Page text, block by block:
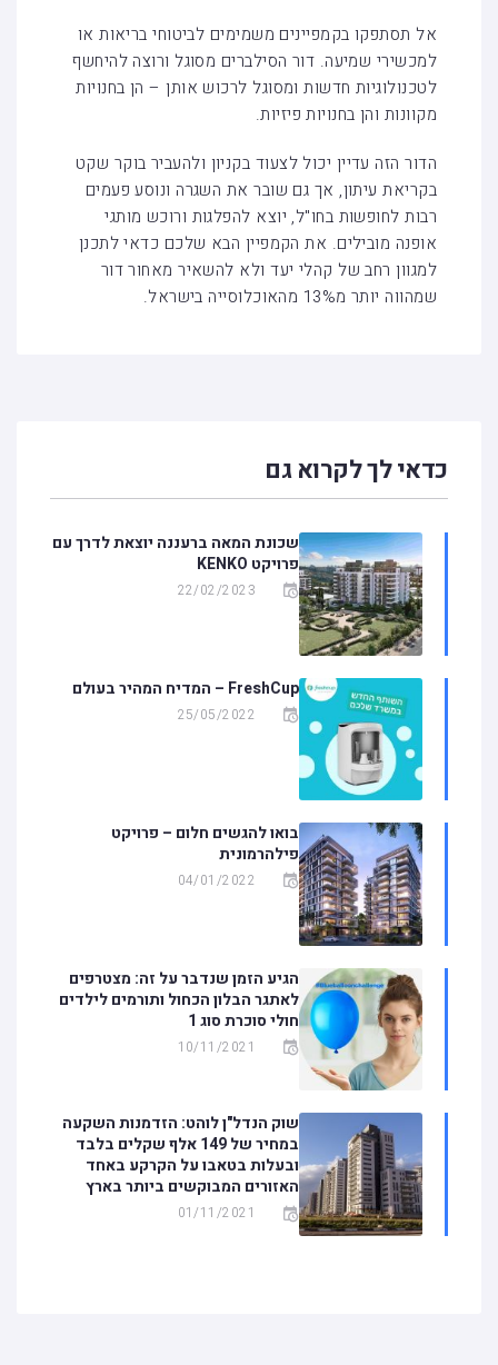
אל תסתפקו בקמפיינים משמימים לביטוחי בריאות או
למכשירי שמיעה. דור הסילברים מסוגל ורוצה להיחשף
לטכנולוגיות חדשות ומסוגל לרכוש אותן – הן בחנויות
מקוונות והן בחנויות פיזיות.
הדור הזה עדיין יכול לצעוד בקניון ולהעביר בוקר שקט
בקריאת עיתון, אך גם שובר את השגרה ונוסע פעמים
רבות לחופשות בחו"ל, יוצא להפלגות ורוכש מותגי
אופנה מובילים. את הקמפיין הבא שלכם כדאי לתכנן
למגוון רחב של קהלי יעד ולא להשאיר מאחור דור
שמהווה יותר מ13% מהאוכלוסייה בישראל.
כדאי לך לקרוא גם
שכונת המאה ברעננה יוצאת לדרך עם
פרויקט KENKO
22/02/2023
FreshCup – המדיח המהיר בעולם
25/05/2022
בואו להגשים חלום – פרויקט
פילהרמונית
04/01/2022
הגיע הזמן שנדבר על זה: מצטרפים
לאתגר הבלון הכחול ותורמים לילדים
חולי סוכרת סוג 1
10/11/2021
שוק הנדל"ן לוהט: הזדמנות השקעה
במחיר של 149 אלף שקלים בלבד
ובעלות בטאבו על הקרקע באחד
האזורים המבוקשים ביותר בארץ
01/11/2021